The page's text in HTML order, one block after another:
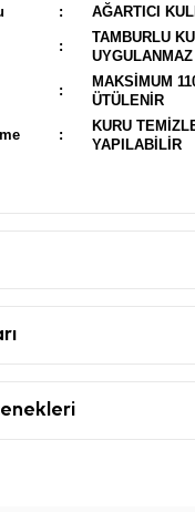
: AĞARTICI
:
TAMBURLU
UYGULANMAZ
:
MAKSİMUM
ÜTÜLENİR
:
KURU
YAPILABİLİR